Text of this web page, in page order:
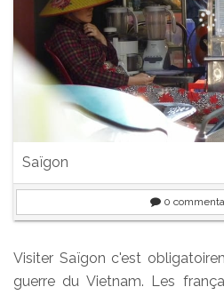
Saïgon
0
Visiter Saïgon c'est
guerre du Vietnam. Les